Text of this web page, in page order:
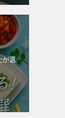
が選